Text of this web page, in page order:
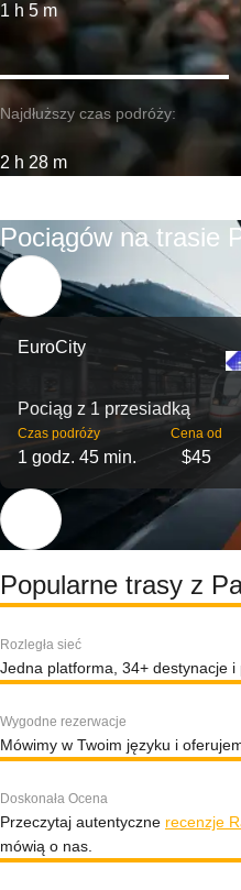
1 h 5 m
Najdłuższy czas podróży:
2 h 28 m
Pociągów na trasie
EuroCity
Pociąg z 1 przesiadką
Czas podróży
1 godz. 45 min.
Cena od
$45
Popularne trasy z
Rozległa sieć
Jedna platforma, 34+ destynacje i
Wygodne rezerwacje
Mówimy w Twoim języku i
Doskonała Ocena
Przeczytaj autentyczne recenzje
mówią o nas.